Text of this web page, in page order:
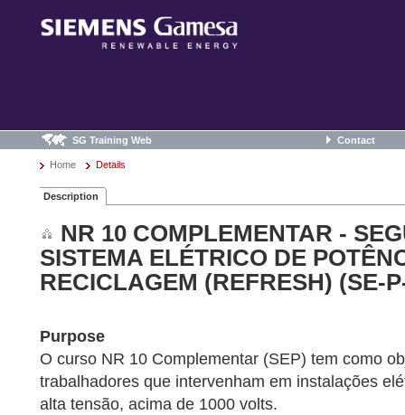
SG Training Web Contact
Home Details
Description
NR 10 COMPLEMENTAR -
SISTEMA ELÉTRICO DE
RECICLAGEM (REFRESH) (SE-
Purpose
O curso NR 10 Complementar (SEP) tem como
trabalhadores que intervenham em instalações
alta tensão, acima de 1000 volts.